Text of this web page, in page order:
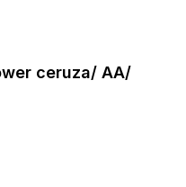
ceruza/ AA/